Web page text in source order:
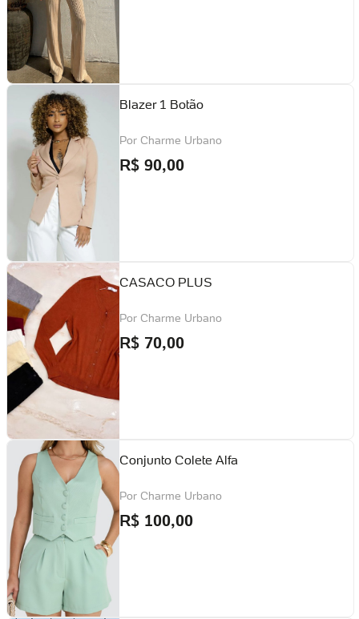
Blazer 1 Botão
Por Charme Urbano
R$ 90,00
CASACO PLUS
Por Charme Urbano
R$ 70,00
Conjunto Colete Alfa
Por Charme Urbano
R$ 100,00